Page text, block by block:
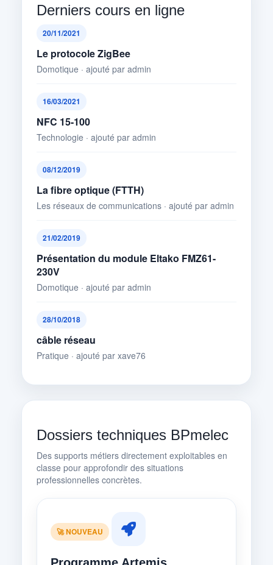
Derniers cours en ligne
20/11/2021
Le protocole ZigBee
Domotique · ajouté par admin
16/03/2021
NFC 15-100
Technologie · ajouté par admin
08/12/2019
La fibre optique (FTTH)
Les réseaux de communications · ajouté par admin
21/02/2019
Présentation du module Eltako FMZ61-
230V
Domotique · ajouté par admin
28/10/2018
câble réseau
Pratique · ajouté par xave76
Dossiers techniques BPmelec
Des supports métiers directement exploitables en
classe pour approfondir des situations
professionnelles concrètes.
🚀 NOUVEAU